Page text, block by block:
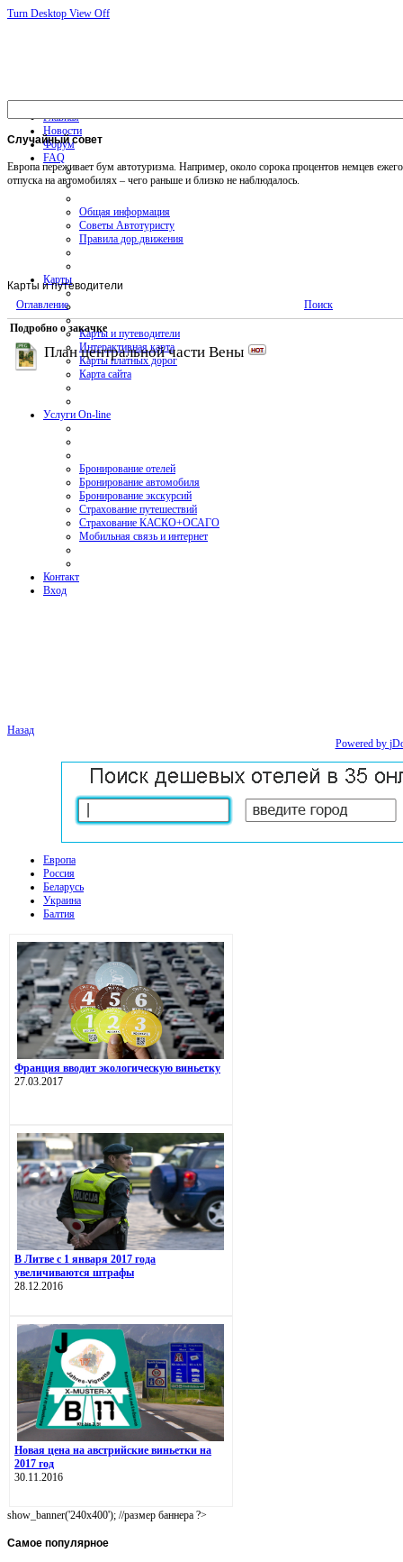
Turn Desktop View Off
Главная
Новости
Форум
FAQ
Общая информация
Советы Автотуристу
Правила дор.движения
Карты
Карты и путеводители
Интерактивная карта
Карты платных дорог
Карта сайта
Услуги On-line
Бронирование отелей
Бронирование автомобиля
Бронирование экскурсий
Страхование путешествий
Страхование КАСКО+ОСАГО
Мобильная связь и интернет
Контакт
Вход
Случайныйсовет
Европа переживает бум автотуризма. Например, около сорока процентов немцев
отпуска на автомобилях – чего раньше и близко не наблюдалось.
Карты и путеводители
Оглавление
Поиск
Подробно о закачке
План центральной части Вены
Назад
Powered by
Европа
Россия
Беларусь
Украина
Балтия
Франция вводит экологическую виньетку
27.03.2017
В Литве с 1 января 2017 года
увеличиваются штрафы
28.12.2016
Новая цена на австрийские виньетки на
2017 год
30.11.2016
show_banner('240x400'); //размер баннера ?>
Самое популярное